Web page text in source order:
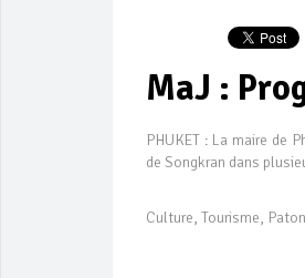
MaJ :
PHUKET : La maire de
de Songkran dans
Culture, Tourisme,